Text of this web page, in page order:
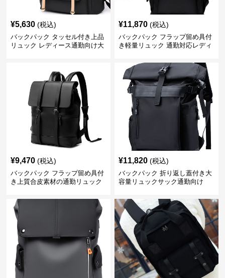
¥5,630 (税込)
バックパック タッセル付き上品
リュック レディース通勤向け大
¥11,870 (税込)
バックパック フラップ留め具付
き軽量リュック 通勤対応レディ
¥9,470 (税込)
バックパック フラップ留め具付
き上質合皮素材の通勤リュック
¥11,820 (税込)
バックパック 折り返し蓋付き大
容量リュックサック通勤向け